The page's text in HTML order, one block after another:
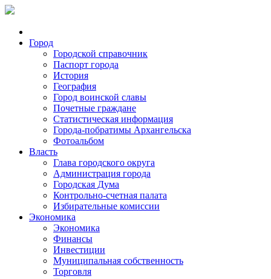
Город
Городской справочник
Паспорт города
История
География
Город воинской славы
Почетные граждане
Статистическая информация
Города-побратимы Архангельска
Фотоальбом
Власть
Глава городского округа
Администрация города
Городская Дума
Контрольно-счетная палата
Избирательные комиссии
Экономика
Экономика
Финансы
Инвестиции
Муниципальная собственность
Торговля